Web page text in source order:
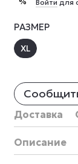
Войти для
РАЗМЕР
XL
Доставка
Описание